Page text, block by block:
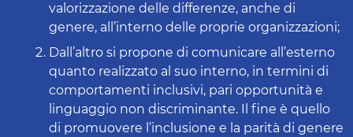
valorizzazione delle differenze, anche di
genere, all’interno delle proprie organizzazioni;
Dall’altro si propone di comunicare all’esterno
quanto realizzato al suo interno, in termini di
comportamenti inclusivi, pari opportunità e
linguaggio non discriminante. Il fine è quello
di promuovere l’inclusione e la parità di genere